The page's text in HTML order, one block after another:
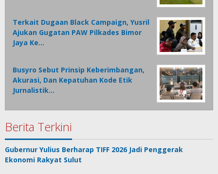
Terkait Dugaan Black Campaign, Yusril
Ajukan Gugatan PAW Pilkades Bimor
Jaya Ke…
Busyro Sebut Prinsip Keberimbangan,
Akurasi, Dan Kepatuhan Kode Etik
Jurnalistik…
Berita Terkini
Gubernur Yulius Berharap TIFF 2026 Jadi Penggerak
Ekonomi Rakyat Sulut